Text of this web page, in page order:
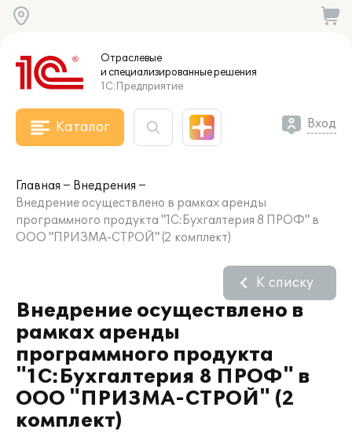
Отраслевые
и специализированныерешения
1С:Предприятие
Каталог Вход
Главная
Внедрения
Внедрение осуществлено в рамках аренды
программного продукта "1С:Бухгалтерия 8 ПРОФ" в
ООО "ПРИЗМА-СТРОЙ" (2 комплект)
Внедрение осуществлено в
рамках аренды
программного продукта
"1С:Бухгалтерия 8 ПРОФ" в
ООО "ПРИЗМА-СТРОЙ" (2
комплект)
К списку